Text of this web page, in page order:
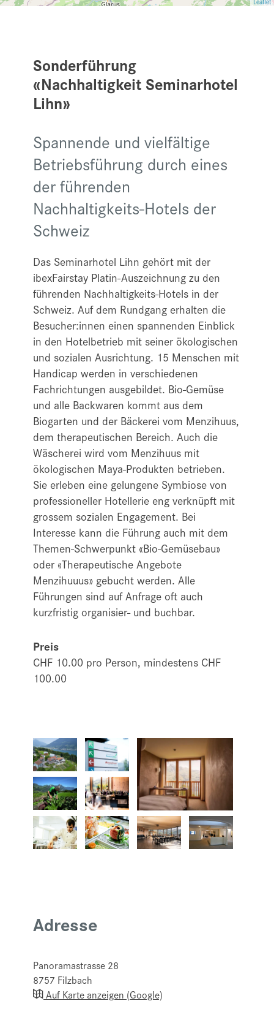
Sonderführung
«Nachhaltigkeit Seminarhotel
Lihn»
Spannende und vielfältige
Betriebsführung durch eines
der führenden
Nachhaltigkeits-Hotels der
Schweiz
Das Seminarhotel Lihn gehört mit der
ibexFairstay Platin-Auszeichnung zu den
führenden Nachhaltigkeits-Hotels in der
Schweiz. Auf dem Rundgang erhalten die
Besucher:innen einen spannenden Einblick
in den Hotelbetrieb mit seiner ökologischen
und sozialen Ausrichtung. 15 Menschen mit
Handicap werden in verschiedenen
Fachrichtungen ausgebildet. Bio-Gemüse
und alle Backwaren kommt aus dem
Biogarten und der Bäckerei vom Menzihuus,
dem therapeutischen Bereich. Auch die
Wäscherei wird vom Menzihuus mit
ökologischen Maya-Produkten betrieben.
Sie erleben eine gelungene Symbiose von
professioneller Hotellerie eng verknüpft mit
grossem sozialen Engagement. Bei
Interesse kann die Führung auch mit dem
Themen-Schwerpunkt «Bio-Gemüsebau»
oder «Therapeutische Angebote
Menzihuuus» gebucht werden. Alle
Führungen sind auf Anfrage oft auch
kurzfristig organisier- und buchbar.
Preis
CHF 10.00 pro Person, mindestens CHF
100.00
Adresse
Panoramastrasse 28
8757 Filzbach
Auf Karte anzeigen (Google)